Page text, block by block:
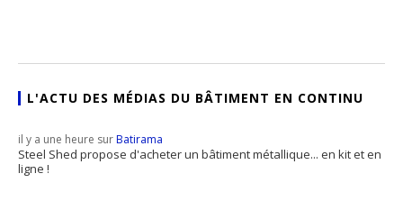
L'ACTU DES MÉDIAS DU BÂTIMENT EN CONTINU
il y a une heure surBatirama
Steel Shed propose d'acheter un bâtiment métallique... en kit et en
ligne !